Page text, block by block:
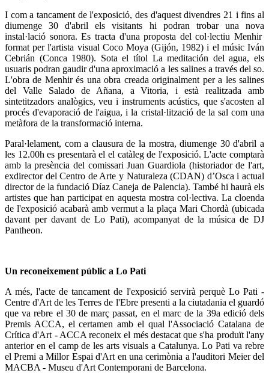
I com a tancament de l'exposició, des d'aquest divendres 21 i fins al
diumenge 30 d'abril els visitants hi podran trobar una nova
instal·lació sonora. Es tracta d'una proposta del col·lectiu Menhir
format per l'artista visual Coco Moya (Gijón, 1982) i el músic Iván
Cebrián (Conca 1980). Sota el títol La meditación del agua, els
usuaris podran gaudir d'una aproximació a les salines a través del so.
L'obra de Menhir és una obra creada originalment per a les salines
del Valle Salado de Añana, a Vitoria, i està realitzada amb
sintetitzadors analògics, veu i instruments acústics, que s'acosten al
procés d'evaporació de l'aigua, i la cristal·lització de la sal com una
metàfora de la transformació interna.
Paral·lelament, com a clausura de la mostra, diumenge 30 d'abril a
les 12.00h es presentarà el el catàleg de l'exposició. L'acte comptarà
amb la presència del comissari Juan Guardiola (historiador de l'art,
exdirector del Centro de Arte y Naturaleza (CDAN) d’Osca i actual
director de la fundació Díaz Caneja de Palencia). També hi haurà els
artistes que han participat en aquesta mostra col·lectiva. La cloenda
de l'exposició acabarà amb vermut a la plaça Mari Chordà (ubicada
davant per davant de Lo Pati), acompanyat de la música de DJ
Pantheon.
Un reconeixement públic a Lo Pati
A més, l'acte de tancament de l'exposició servirà perquè Lo Pati -
Centre d'Art de les Terres de l'Ebre presenti a la ciutadania el guardó
que va rebre el 30 de març passat, en el marc de la 39a edició dels
Premis ACCA, el certamen amb el qual l'Associació Catalana de
Crítica d'Art - ACCA reconeix el més destacat que s'ha produït l'any
anterior en el camp de les arts visuals a Catalunya. Lo Pati va rebre
el Premi a Millor Espai d'Art en una cerimònia a l'auditori Meier del
MACBA - Museu d'Art Contemporani de Barcelona.